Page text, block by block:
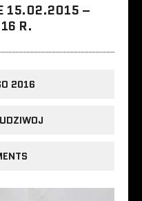
15.02.2015 –
R.
2016